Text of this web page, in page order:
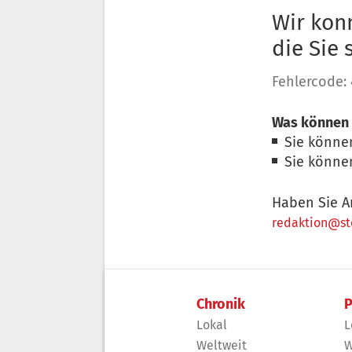
Wir
die Sie
Fehlercode:
Was
Sie
Sie
Haben Sie
Chronik
Lokal
Weltweit